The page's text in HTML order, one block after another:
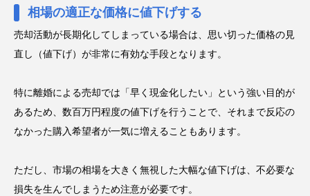
相場の適正な価格に値下げする
売却活動が長期化してしまっている場合は、思い切った価格の見
直し（値下げ）が非常に有効な手段となります。
特に離婚による売却では「早く現金化したい」という強い目的が
あるため、数百万円程度の値下げを行うことで、それまで反応の
なかった購入希望者が一気に増えることもあります。
ただし、市場の相場を大きく無視した大幅な値下げは、不必要な
損失を生んでしまうため注意が必要です。